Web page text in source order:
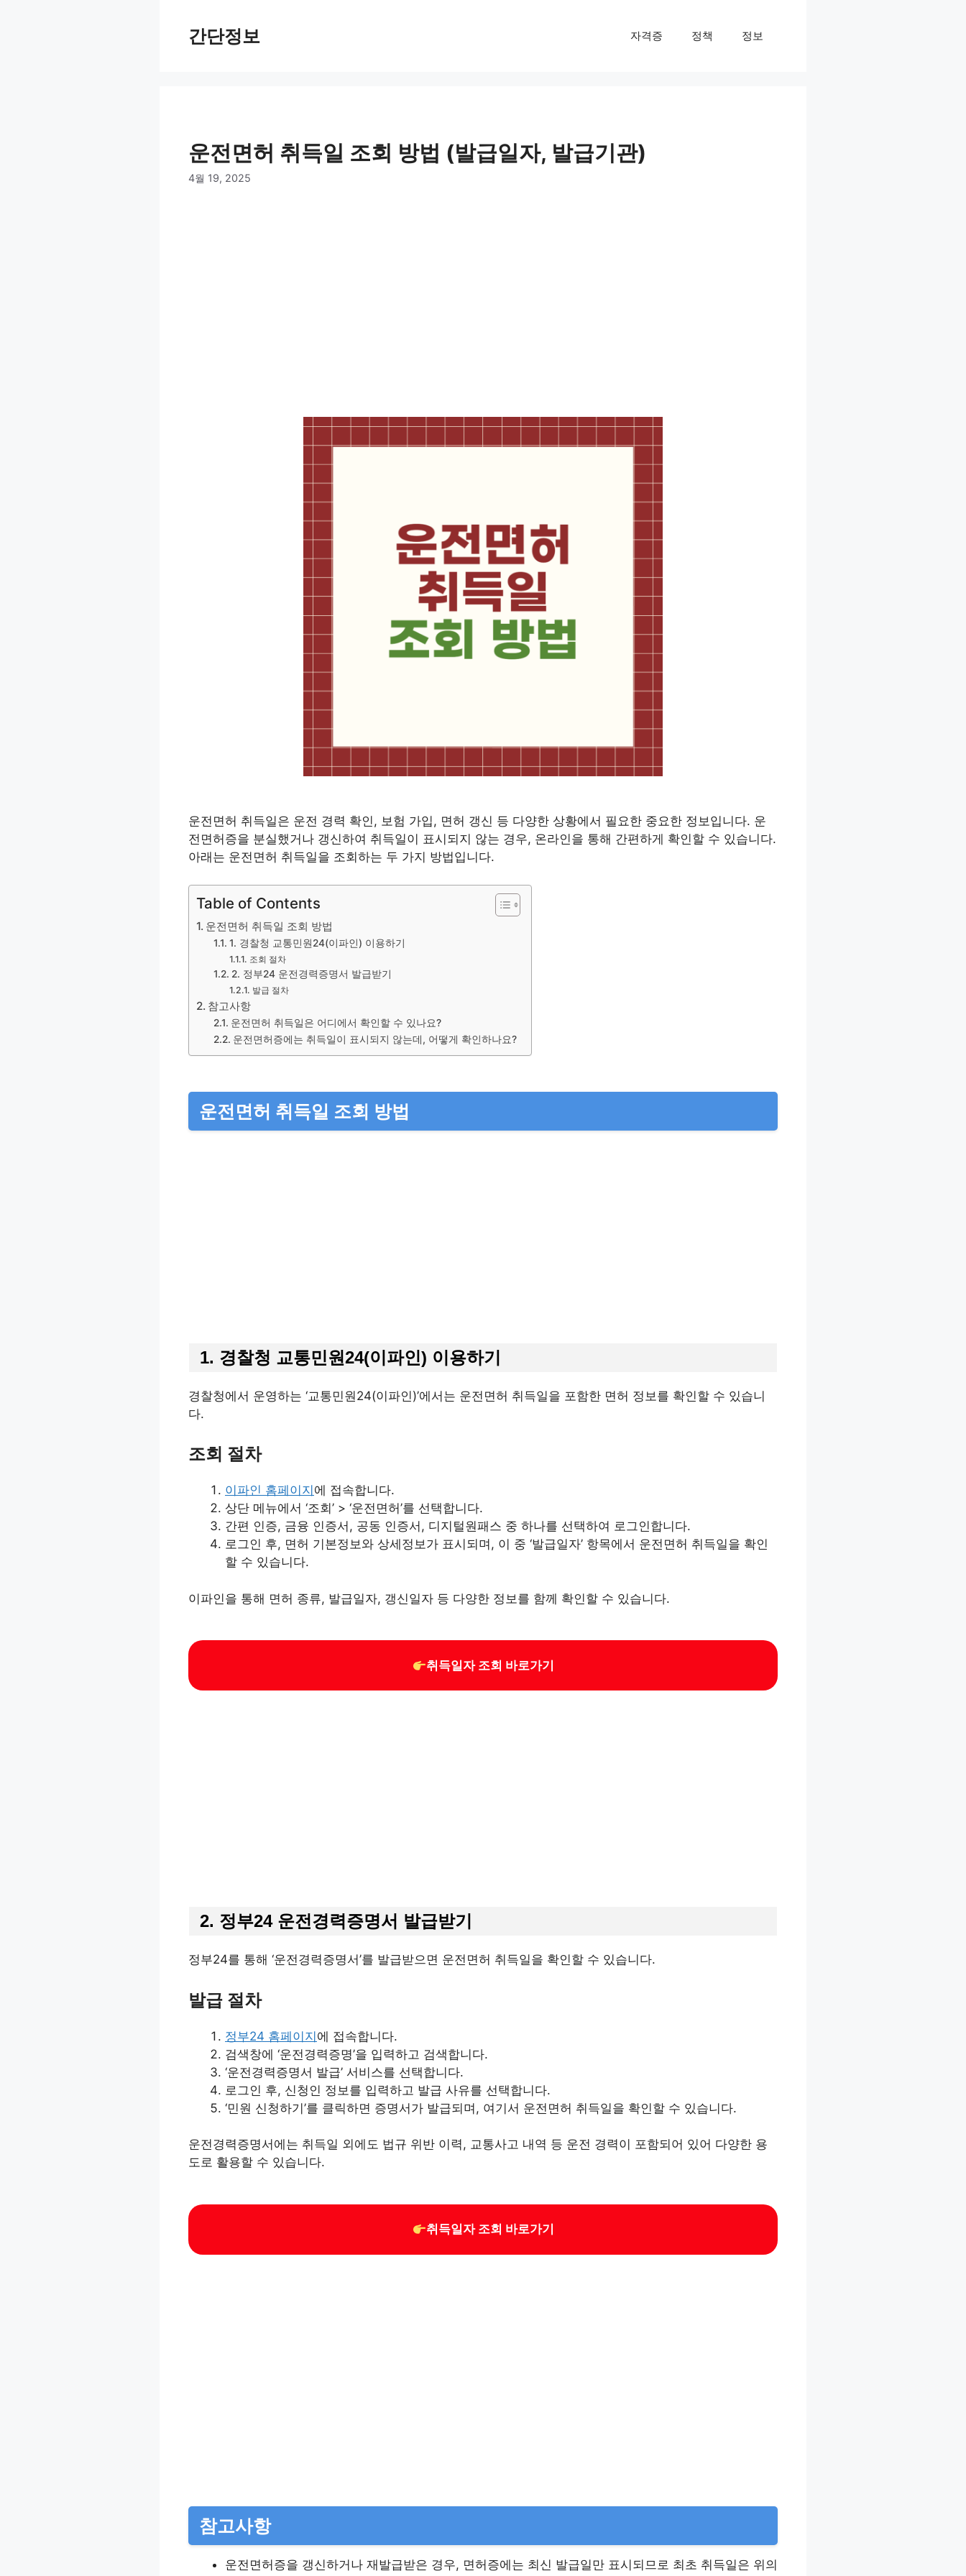
간단정보 자격증 정책 정보
운전면허 취득일 조회 방법 (발급일자, 발급기관)
4월 19, 2025
운전면허 취득일은 운전 경력 확인, 보험 가입, 면허 갱신 등 다양한 상황에서 필요한 중요한 정보입니다. 운
전면허증을 분실했거나 갱신하여 취득일이 표시되지 않는 경우, 온라인을 통해 간편하게 확인할 수 있습니다.
아래는 운전면허 취득일을 조회하는 두 가지 방법입니다.​
Table of Contents
운전면허 취득일 조회 방법
1. 경찰청 교통민원24(이파인) 이용하기
조회 절차
2. 정부24 운전경력증명서 발급받기
발급 절차
참고사항
운전면허 취득일은 어디에서 확인할 수 있나요?
운전면허증에는 취득일이 표시되지 않는데, 어떻게 확인하나요?
운전면허 취득일 조회 방법
1. 경찰청 교통민원24(이파인) 이용하기
경찰청에서 운영하는 ‘교통민원24(이파인)’에서는 운전면허 취득일을 포함한 면허 정보를 확인할 수 있습니
다.​
조회 절차
이파인 홈페이지 에 접속합니다.
상단 메뉴에서 ‘조회’ > ‘운전면허’를 선택합니다.
간편 인증, 금융 인증서, 공동 인증서, 디지털원패스 중 하나를 선택하여 로그인합니다.
로그인 후, 면허 기본정보와 상세정보가 표시되며, 이 중 ‘발급일자’ 항목에서 운전면허 취득일을 확인
할 수 있습니다.​
이파인을 통해 면허 종류, 발급일자, 갱신일자 등 다양한 정보를 함께 확인할 수 있습니다.
취득일자 조회 바로가기
2. 정부24 운전경력증명서 발급받기
정부24를 통해 ‘운전경력증명서’를 발급받으면 운전면허 취득일을 확인할 수 있습니다.​
발급 절차
정부24 홈페이지에 접속합니다.
검색창에 ‘운전경력증명’을 입력하고 검색합니다.
‘운전경력증명서 발급’ 서비스를 선택합니다.
로그인 후, 신청인 정보를 입력하고 발급 사유를 선택합니다.
‘민원 신청하기’를 클릭하면 증명서가 발급되며, 여기서 운전면허 취득일을 확인할 수 있습니다.​
운전경력증명서에는 취득일 외에도 법규 위반 이력, 교통사고 내역 등 운전 경력이 포함되어 있어 다양한 용
도로 활용할 수 있습니다.
취득일자 조회 바로가기
참고사항
운전면허증을 갱신하거나 재발급받은 경우, 면허증에는 최신 발급일만 표시되므로 최초 취득일은 위의